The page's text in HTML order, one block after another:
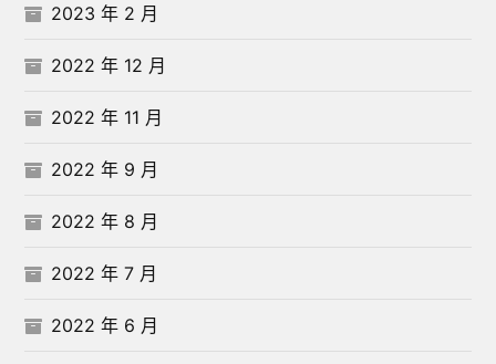
2023 年 2 月
2022 年 12 月
2022 年 11 月
2022 年 9 月
2022 年 8 月
2022 年 7 月
2022 年 6 月